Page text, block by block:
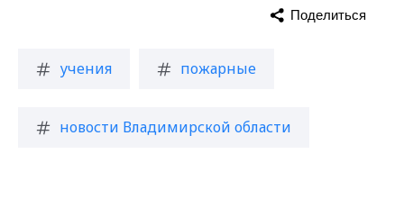
учения пожарные
новости Владимирской области
Поделиться